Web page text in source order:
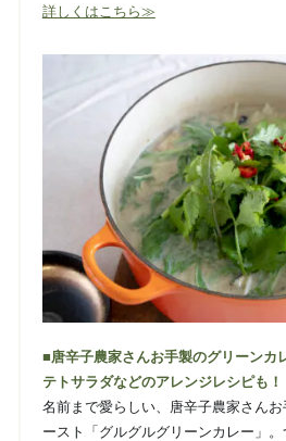
詳しくはこちら≫
■唐辛子農家さんお手製のグリーンカ
テトサラダなどのアレンジレシピも！
名前まで愛らしい、唐辛子農家さん
ースト「グルグルグリーンカレー」